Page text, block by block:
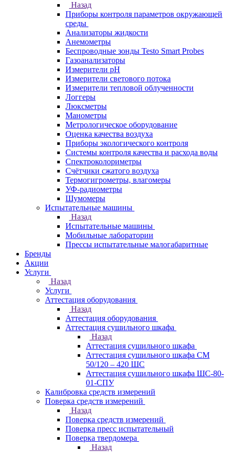
Назад
Приборы контроля параметров окружающей
среды
Анализаторы жидкости
Анемометры
Беспроводные зонды Testo Smart Probes
Газоанализаторы
Измерители pH
Измерители светового потока
Измерители тепловой облученности
Логгеры
Люксметры
Манометры
Метрологическое оборудование
Оценка качества воздуха
Приборы экологического контроля
Системы контроля качества и расхода воды
Спектроколориметры
Счётчики сжатого воздуха
Термогигрометры, влагомеры
УФ-радиометры
Шумомеры
Испытательные машины
Назад
Испытательные машины
Мобильные лаборатории
Прессы испытательные малогабаритные
Бренды
Акции
Услуги
Назад
Услуги
Аттестация оборудования
Назад
Аттестация оборудования
Аттестация сушильного шкафа
Назад
Аттестация сушильного шкафа
Аттестация сушильного шкафа СМ
50/120 – 420 ШС
Аттестация сушильного шкафа ШС-80-
01-СПУ
Калибровка средств измерений
Поверка средств измерений
Назад
Поверка средств измерений
Поверка пресс испытательный
Поверка твердомера
Назад